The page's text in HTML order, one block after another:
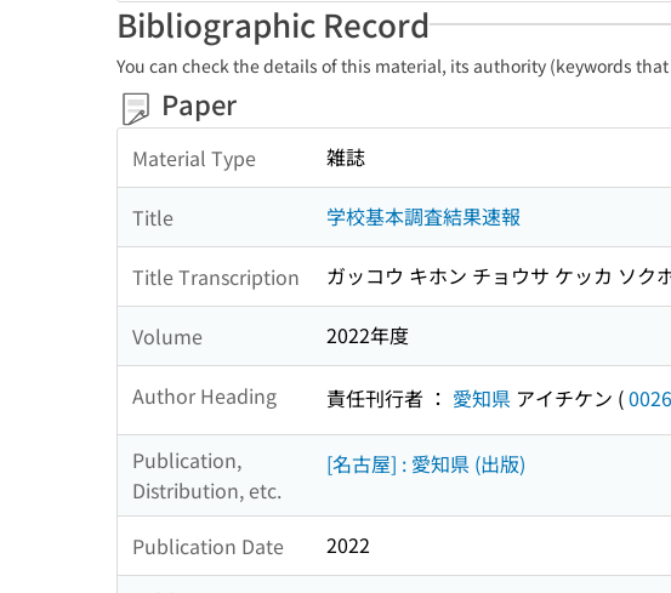
Bibliographic Record
You can check the details of this material, its authority (keywords
Paper
Material Type 雑誌
Title 学校基本調査結果速報
Title Transcription ガッコウ キホン チョウサ ケッカ ソク
Volume 2022年度
Author Heading 責任刊行者 ： 愛知県 アイチケン (
Publication,
Distribution, etc.
[名古屋] : 愛知県 (出版)
Publication Date
2022